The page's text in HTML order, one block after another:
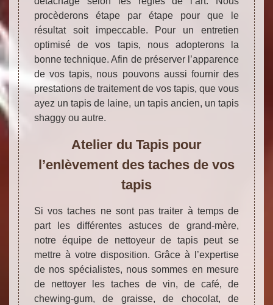
procèderons étape par étape pour que le
résultat soit impeccable. Pour un entretien
optimisé de vos tapis, nous adopterons la
bonne technique. Afin de préserver l’apparence
de vos tapis, nous pouvons aussi fournir des
prestations de traitement de vos tapis, que vous
ayez un tapis de laine, un tapis ancien, un tapis
shaggy ou autre.
Atelier du Tapis pour
l’enlèvement des taches de vos
tapis
Si vos taches ne sont pas traiter à temps de
part les différentes astuces de grand-mère,
notre équipe de nettoyeur de tapis peut se
mettre à votre disposition. Grâce à l’expertise
de nos spécialistes, nous sommes en mesure
de nettoyer les taches de vin, de café, de
chewing-gum, de graisse, de chocolat, de